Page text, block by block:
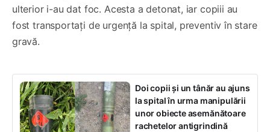
ulterior i-au dat foc. Acesta a detonat, iar copiii au
fost transportați de urgență la spital, preventiv în stare
gravă.
Doi copii și un tânăr au ajuns
la spital în urma manipulării
unor obiecte asemănătoare
rachetelor antigrindină